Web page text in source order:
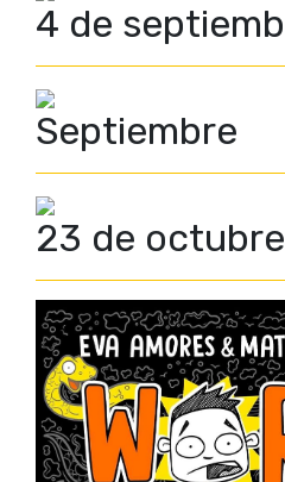
4 de
Septiembre
23 de octubre